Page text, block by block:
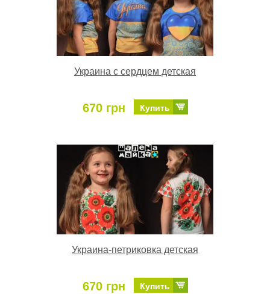
Украина c сердцем детская
670 грн Купить
Украина-петриковка детская
670 грн Купить